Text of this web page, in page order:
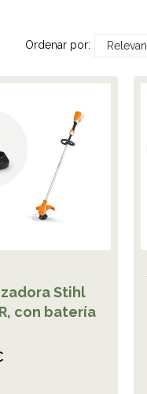
Ordenar por:
Stihl
con batería